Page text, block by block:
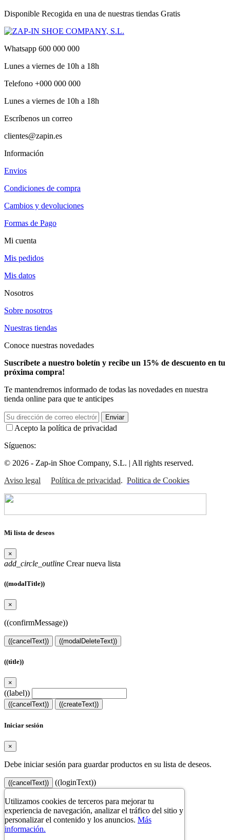
Disponible Recogida en una de nuestras tiendas Gratis
Whatsapp 600 000 000
Lunes a viernes de 10h a 18h
Telefono +000 000 000
Lunes a viernes de 10h a 18h
Escríbenos un correo
clientes@zapin.es
Información
Envios
Condiciones de compra
Cambios y devoluciones
Formas de Pago
Mi cuenta
Mis pedidos
Mis datos
Nosotros
Sobre nosotros
Nuestras tiendas
Conoce nuestras novedades
Suscríbete a nuestro boletín y recibe un 15% de descuento en tu
próxima compra!
Te mantendremos informado de todas las novedades en nuestra
tienda online para que te anticipes
Enviar
Acepto la política de privacidad
Síguenos:
© 2026 - Zap-in Shoe Company, S.L. | All rights reserved.
Aviso legal
Política de privacidad. Politica de Cookies
Mi lista de deseos
×
add_circle_outline Crear nueva lista
((modalTitle))
×
((confirmMessage))
((cancelText)) ((modalDeleteText))
((title))
×
((label))
((cancelText)) ((createText))
Iniciar sesión
×
Debe iniciar sesión para guardar productos en su lista de deseos.
((cancelText)) ((loginText))
Utilizamos cookies de terceros para mejorar tu
experiencia de navegación, analizar el tráfico del sitio y
personalizar el contenido y los anuncios. Más
información.